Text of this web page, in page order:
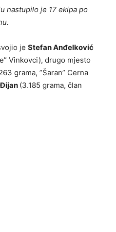
nastupilo je 17 ekipa po
je Stefan Anđelković
Vinkovci), drugo mjesto
grama, ”Šaran” Cerna
(3.185 grama, član